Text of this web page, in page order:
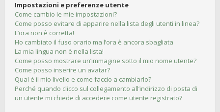
Impostazioni e preferenze utente
Come cambio le mie impostazioni?
Come posso evitare di apparire nella lista degli utenti in linea?
L’ora non è corretta!
Ho cambiato il fuso orario ma l’ora è ancora sbagliata
La mia lingua non è nella lista!
Come posso mostrare un’immagine sotto il mio nome utente?
Come posso inserire un avatar?
Qual è il mio livello e come faccio a cambiarlo?
Perché quando clicco sul collegamento all’indirizzo di posta di
un utente mi chiede di accedere come utente registrato?